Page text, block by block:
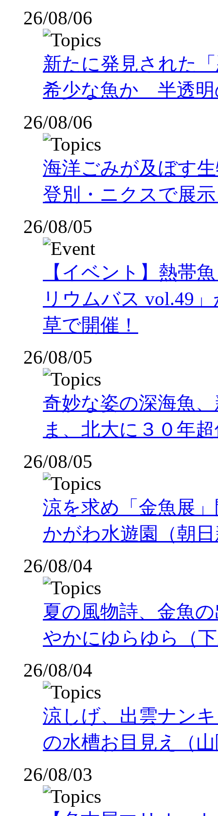
26/08/06
新たに発見された
希少な魚か 半透明
26/08/06
海洋ごみが及ぼす
登別・ニクスで展
26/08/05
【イベント】熱帯
リウムバス vol.49
草で開催！
26/08/05
奇妙な姿の深海魚
ま、北大に３０年
26/08/05
涼を求め「金魚展
かがわ水遊園（朝
26/08/04
夏の風物詩、金魚
やかにゆらゆら（
26/08/04
涼しげ、出雲ナン
の水槽お目見え（
26/08/03